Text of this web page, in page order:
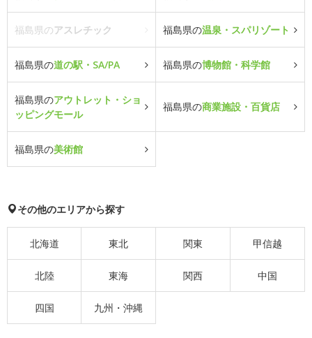
福島県のアスレチック 福島県の温泉・スパリゾート
福島県の道の駅・SA/PA 福島県の博物館・科学館
福島県のアウトレット・ショ
ッピングモール
福島県の商業施設・百貨店
福島県の美術館
その他のエリアから探す
北海道 東北 関東 甲信越
北陸 東海 関西 中国
四国 九州・沖縄